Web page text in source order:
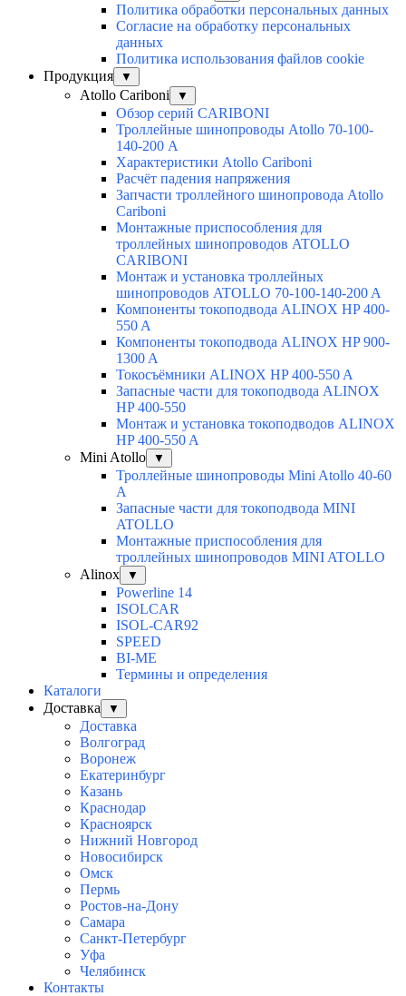
Политика обработки персональных данных
Согласие на обработку персональных
данных
Политика использования файлов cookie
Продукция
▼
Atollo Cariboni ▼
Обзор серий CARIBONI
Троллейные шинопроводы Atollo 70-100-
140-200 А
Характеристики Atollo Cariboni
Расчёт падения напряжения
Запчасти троллейного шинопровода Atollo
Cariboni
Монтажные приспособления для
троллейных шинопроводов ATOLLO
CARIBONI
Монтаж и установка троллейных
шинопроводов ATOLLO 70-100-140-200 A
Компоненты токоподвода ALINOX HP 400-
550 A
Компоненты токоподвода ALINOX HP 900-
1300 A
Токосъёмники ALINOX HP 400-550 A
Запасные части для токоподвода ALINOX
HP 400-550
Монтаж и установка токоподводов ALINOX
HP 400-550 A
Mini Atollo
▼
Троллейные шинопроводы Mini Atollo 40-60
А
Запасные части для токоподвода MINI
ATOLLO
Монтажные приспособления для
троллейных шинопроводов MINI ATOLLO
Alinox
▼
Powerline 14
ISOLCAR
ISOL-CAR92
SPEED
BI-ME
Термины и определения
Каталоги
Доставка
▼
Доставка
Волгоград
Воронеж
Екатеринбург
Казань
Краснодар
Красноярск
Нижний Новгород
Новосибирск
Омск
Пермь
Ростов-на-Дону
Самара
Санкт-Петербург
Уфа
Челябинск
Контакты